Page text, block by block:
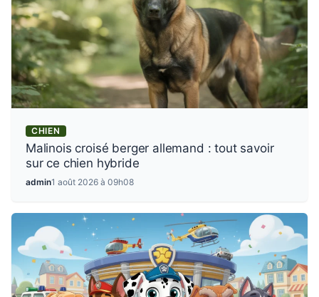
CHIEN
Malinois croisé berger allemand : tout savoir
sur ce chien hybride
admin1 août 2026 à 09h08